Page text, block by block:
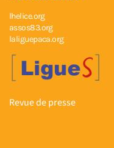
lhelice.org
assos83.org
laliguepaca.org
Revue de presse